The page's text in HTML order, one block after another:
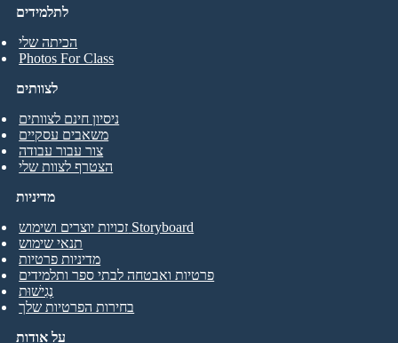
לתלמידים
הכיתה שלי
Photos For Class
לצוותים
ניסיון חינם לצוותים
משאבים עסקיים
צור עבור עבודה
הצטרף לצוות שלי
על אודות
מדיניות
זכויות יוצרים ושימוש Storyboard
תנאי שימוש
מדיניות פרטיות
פרטיות ואבטחה לבתי ספר ותלמידים
נְגִישׁוּת
בחירות הפרטיות שלך